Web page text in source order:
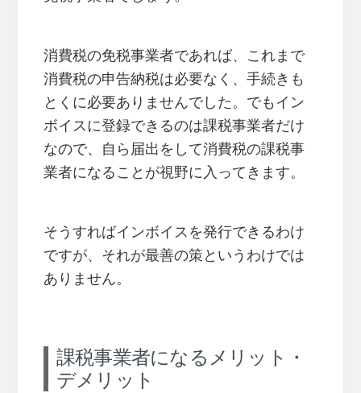
消費税の免税事業者であれば、これまで
消費税の申告納税は必要なく、手続きも
とくに必要ありませんでした。でもイン
ボイスに登録できるのは課税事業者だけ
なので、自ら届出をして消費税の課税事
業者になることが視野に入ってきます。
そうすればインボイスを発行できるわけ
ですが、それが最善の策というわけでは
ありません。
課税事業者になるメリット・
デメリット